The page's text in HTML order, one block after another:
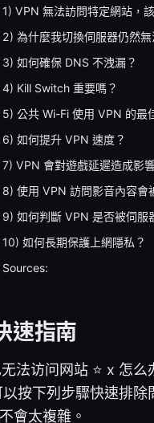
1) VPN 無法訪問特定網站，
2) 為什麼我切換伺服器仍然無
3) 如何確保 DNS 不洩漏？
4) Kill Switch 重要嗎？
5) 公共 Wi-Fi 使用 VPN 的最
6) 如何提升 VPN 速度？
7) VPN 會對遊戲延遲造成影
8) 使用 VPN 訪問影音內容會
9) 如何判斷 VPN 是否被伺服
10) 如何長期保護上網隱私？
Sources:
速指南
法访问网站 ⭐ x 怎么
按下列步驟快速排除
會太複雜。